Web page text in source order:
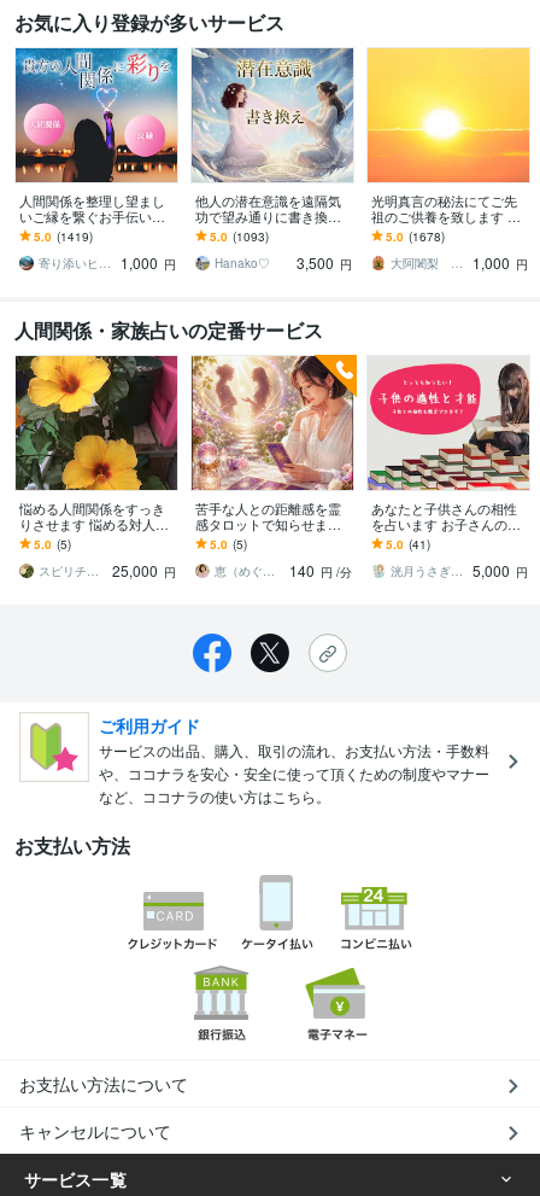
お気に入り登録が多いサービス
人間関係を整理し望まし
いご縁を繋ぐお手伝いを
します お好きなエネルギ
ーを1回でお受け頂けるよ
うになりました
5.0 (1419)
寄り添いヒーラー＊haru
1,000 円
他人の潜在意識を遠隔気
功で望み通りに書き換え
ます イジメ、パワハラ、
浮気、不倫、SNSによる
誹謗中傷などの対策
5.0 (1093)
Hanako♡
3,500 円
光明真言の秘法にてご先
祖のご供養を致します ご
先祖をご供養して運を開
きたい方、障りを除きた
い方に最適です
5.0 (1678)
大阿闍梨 行光坊昊正
1,000 円
人間関係・家族占いの定番サービス
悩める人間関係をすっき
りさせます 悩める対人関
係をすっきりし、いきい
きと自分らしく過ごせま
す
5.0 (5)
スピリチュアル占い師 ヒアリングサラ
25,000 円
苦手な人との距離感を霊
感タロットで知らせます
心のわだかまりをやさし
くほどき、穏やかな関係
へと導きます✨
5.0 (5)
恵（めぐみ）アイリッシュタロット鑑定師
140 円 /分
あなたと子供さんの相性
を占います お子さんの才
能を発見してみません
か？
5.0 (41)
洸月うさぎ：こうげつ
5,000 円
ご利用ガイド
サービスの出品、購入、取引の流れ、お支払い方法・手数料
や、ココナラを安心・安全に使って頂くための制度やマナー
など、ココナラの使い方はこちら。
お支払い方法
お支払い方法について
キャンセルについて